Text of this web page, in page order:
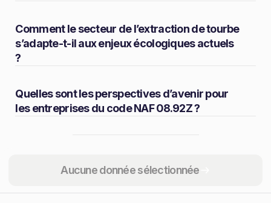
Aucune donnée sélectionnée
Comment le secteur de l’extraction de tourbe
s’adapte-t-il aux enjeux écologiques actuels
?
Quelles sont les perspectives d’avenir pour
les entreprises du code NAF 08.92Z ?
Partager